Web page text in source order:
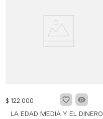
$ 122.000
LA EDAD MEDIA Y EL DINERO